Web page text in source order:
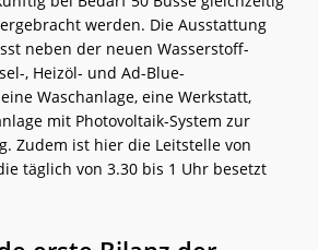
werden. Die Ausstattung
neben der neuen Wasserstoff-
, Heizöl- und Ad-Blue-
Waschanlage, eine Werkstatt,
mit Photovoltaik-System zur
Zudem ist hier die Leitstelle von
täglich von 3.30 bis 1 Uhr besetzt